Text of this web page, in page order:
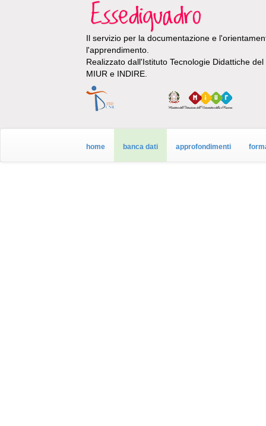
Il servizio per la documentazione e
l'apprendimento.
Realizzato dall'Istituto Tecnologie Didattiche
MIUR e INDIRE.
home banca dati approfondimenti